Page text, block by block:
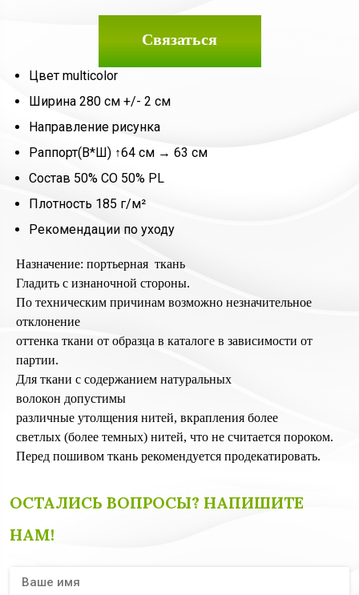
Связаться
Цвет multicolor
Ширина 280 см +/- 2 см
Направление рисунка
Раппорт(В*Ш) ↑64 см → 63 см
Состав 50% CO 50% PL
Плотность 185 г/м²
Рекомендации по уходу
Назначение: портьерная ткань
Гладить с изнаночной стороны.
По техническим причинам возможно незначительное
отклонение
оттенка ткани от образца в каталоге в зависимости от
партии.
Для ткани с содержанием натуральных
волокон допустимы
различные утолщения нитей, вкрапления более
светлых (более темных) нитей, что не считается пороком.
Перед пошивом ткань рекомендуется продекатировать.
ОСТАЛИСЬ ВОПРОСЫ? НАПИШИТЕ
НАМ!